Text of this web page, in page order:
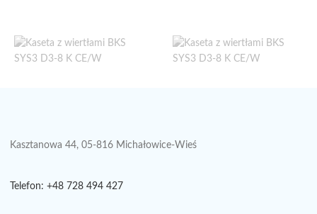
Kasztanowa 44, 05-816 Michałowice-Wieś
Telefon: +48 728 494 427